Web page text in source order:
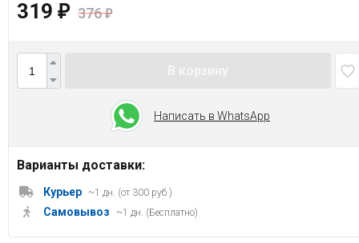
319 ₽ 376₽
Написать в WhatsApp
Варианты доставки:
Курьер ~1 дн. (от 300 руб.)
Самовывоз ~1 дн. (Бесплатно)